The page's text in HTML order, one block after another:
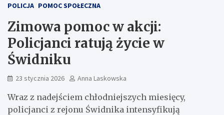
POLICJA POMOC SPOŁECZNA
Zimowa pomoc w akcji:
Policjanci ratują życie w
Świdniku
23 stycznia 2026 Anna Laskowska
Wraz z nadejściem chłodniejszych miesięcy,
policjanci z rejonu Świdnika intensyfikują